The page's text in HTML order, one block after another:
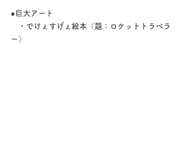
●巨大アート
・でけぇすげぇ絵本（題：ロケットトラベラ
ー）